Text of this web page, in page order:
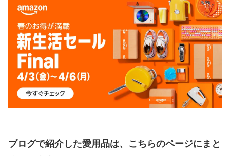
ブログで紹介した愛用品は、こちらのページにまと